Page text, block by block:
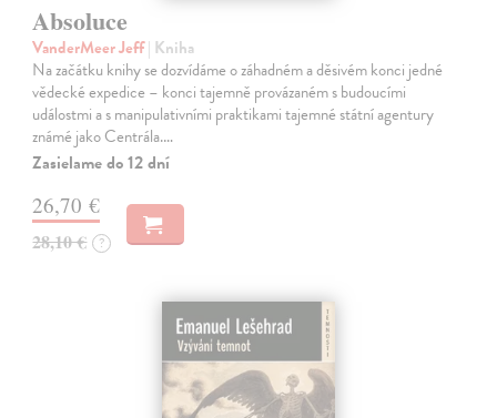
Absoluce
VanderMeer Jeff| Kniha
Na začátku knihy se dozvídáme o záhadném a děsivém konci jedné
vědecké expedice – konci tajemně provázaném s budoucími
událostmi a s manipulativními praktikami tajemné státní agentury
známé jako Centrála.…
Zasielame do 12 dní
26,70 €
28,10 € ?